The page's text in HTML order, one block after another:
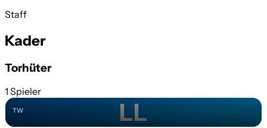
Staff
Kader
Torhüter
1 Spieler
LL
L. L.
TW